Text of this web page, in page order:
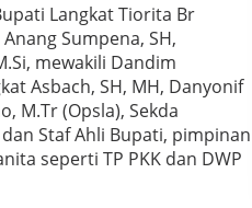
Langkat Tiorita Br
Sumpena, SH,
mewakili Dandim
Asbach, SH, MH, Danyonif
M.Tr (Opsla), Sekda
Staf Ahli Bupati, pimpinan
seperti TP PKK dan DWP